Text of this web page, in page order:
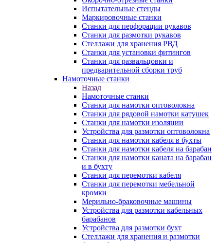
Испытательные стенды
Маркировочные станки
Станки для перфорации рукавов
Станки для размотки рукавов
Стеллажи для хранения РВД
Станки для установки фитингов
Станки для развальцовки и
предварительной сборки труб
Намоточные станки
Назад
Намоточные станки
Станки для намотки оптоволокна
Станки для рядовой намотки катушек
Станки для намотки изоляции
Устройства для размотки оптоволокна
Станки для намотки кабеля в бухты
Станки для намотки кабеля на барабан
Станки для намотки каната на барабан
и в бухту
Станки для перемотки кабеля
Станки для перемотки мебельной
кромки
Мерильно-браковочные машины
Устройства для размотки кабельных
барабанов
Устройства для размотки бухт
Стеллажи для хранения и размотки